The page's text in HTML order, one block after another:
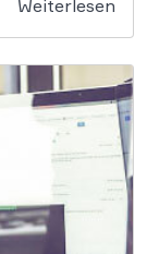
Weiterlesen